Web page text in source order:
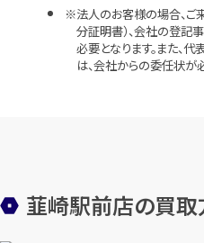
法人のお客様の場合、ご
分証明書）、会社の登
必要となります。また、
は、会社からの委任状が
韮崎駅前店の買